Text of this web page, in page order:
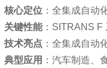
核心定位 ：全集成自动
关键性能：SITRANS F
技术亮点 ：全集成自动
典型应用 ：汽车制造、